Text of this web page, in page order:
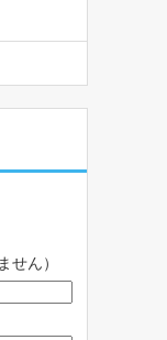
せん）